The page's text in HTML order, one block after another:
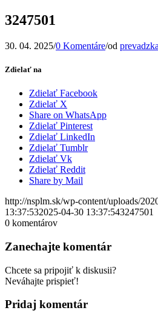
3247501
30. 04. 2025/0 Komentáre/od prevadzka
Zdielať na
Zdielať Facebook
Zdielať X
Share on WhatsApp
Zdielať Pinterest
Zdielať LinkedIn
Zdielať Tumblr
Zdielať Vk
Zdielať Reddit
Share by Mail
http://nsplm.sk/wp-content/uploads/
13:37:532025-04-30 13:37:543247501
0 komentárov
Zanechajte komentár
Chcete sa pripojiť k diskusii?
Neváhajte prispieť!
Pridaj komentár